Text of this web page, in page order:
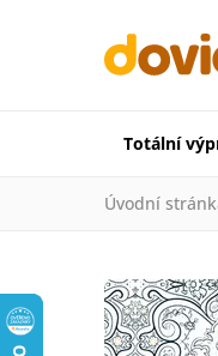
Totální
Úvodní